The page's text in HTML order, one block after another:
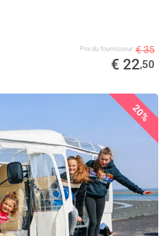
Prix ​​du fournisseur € 35
€ 22,50
20%